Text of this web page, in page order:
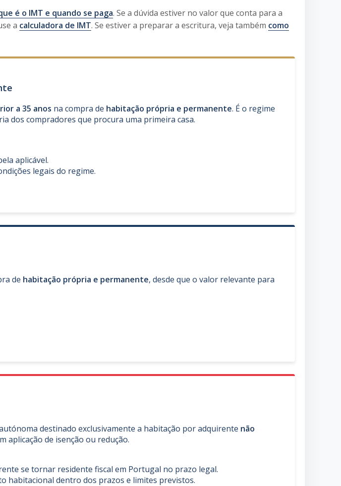
é o IMT e quando se paga. Se a dúvida estiver no valor que conta para a
a calculadora de IMT. Se estiver a preparar a escritura, veja também como
a 35 anos na compra de habitação própria e permanente. É o regime
dos compradores que procura uma primeira casa.
aplicável.
legais do regime.
de habitação própria e permanente, desde que o valor relevante para
destinado exclusivamente a habitação por adquirente não
aplicação de isenção ou redução.
se tornar residente fiscal em Portugal no prazo legal.
habitacional dentro dos prazos e limites previstos.